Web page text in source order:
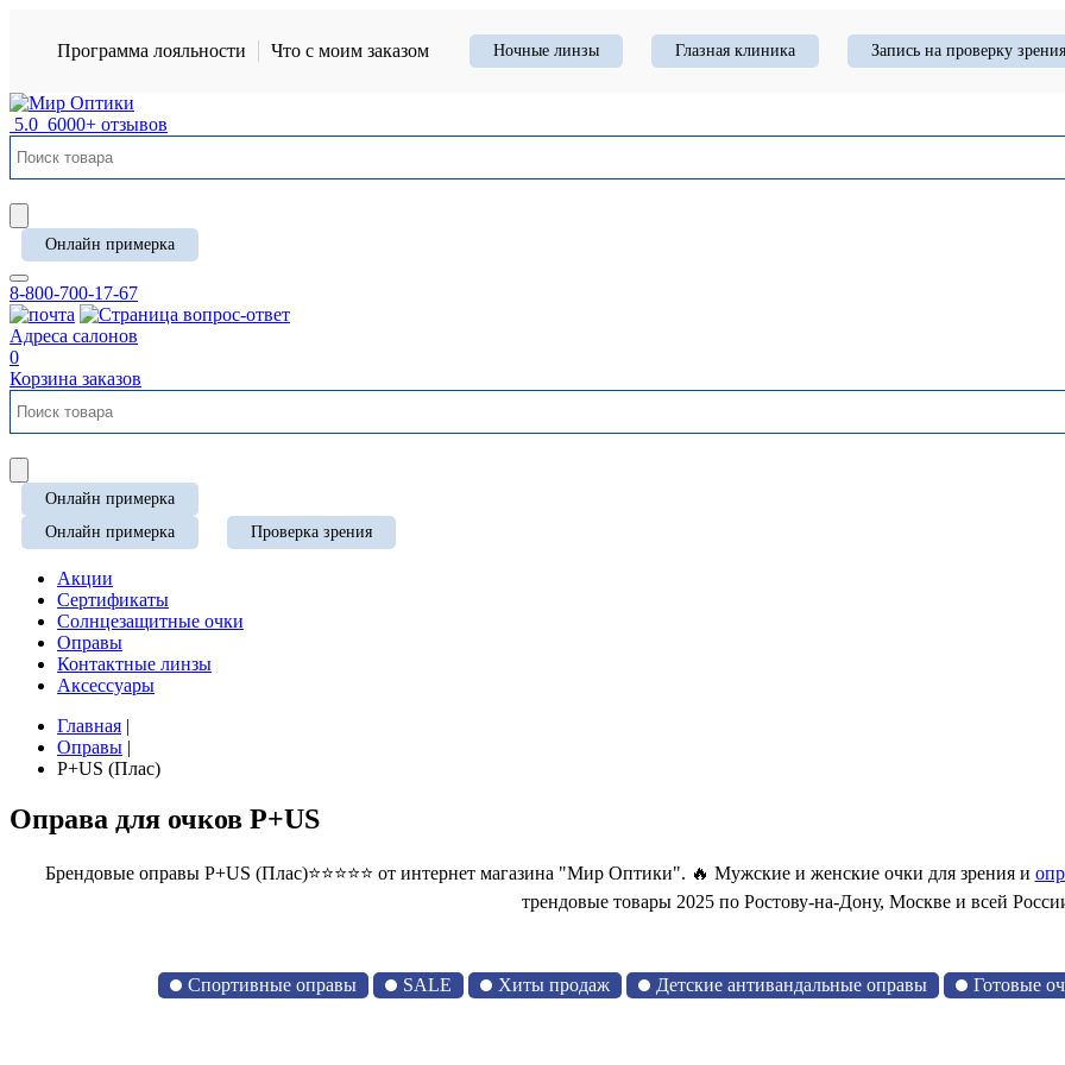
Программа лояльности Что с моим заказом Ночные линзы Глазная клиника Запись на проверку зрения
5.0 6000+ отзывов
Онлайн примерка
8-800-700-17-67
Адреса салонов
0
Корзина заказов
Онлайн примерка
Онлайн примерка
Проверка зрения
Акции
Сертификаты
Солнцезащитные очки
Оправы
Контактные линзы
Аксессуары
Главная |
Оправы |
P+US (Плас)
Оправа для очков P+US
Брендовые оправы P+US (Плас)⭐⭐⭐⭐⭐ от интернет магазина "Мир Оптики". 🔥 Мужские и женские очки для зрения и
трендовые товары 2025 по Ростову-на-Дону, Москве и всей
Спортивные оправы SALE Хиты продаж Детские антивандальные оправы Готовые